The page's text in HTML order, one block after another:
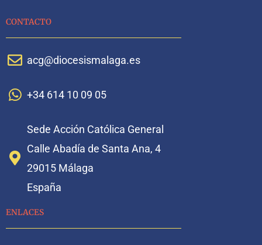
CONTACTO
acg@diocesismalaga.es
+34 614 10 09 05
Sede Acción Católica General
Calle Abadía de Santa Ana, 4
29015 Málaga
España
ENLACES